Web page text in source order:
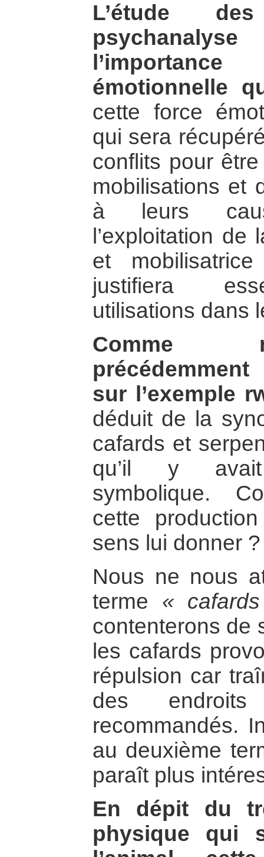
L’étude
émotionnelle
cette force
qui sera
conflits pour
mobilisations et
à leurs
l’exploitation
et
justifiera
utilisations dans
Comme
sur l’exemple
déduit de la
cafards et
qu’il y
symbolique.
cette
sens lui donner ?
Nous ne nous
terme «
contenterons de
les cafards
répulsion car
des
recommandés.
au deuxième
paraît plus
En dépit du
physique qui